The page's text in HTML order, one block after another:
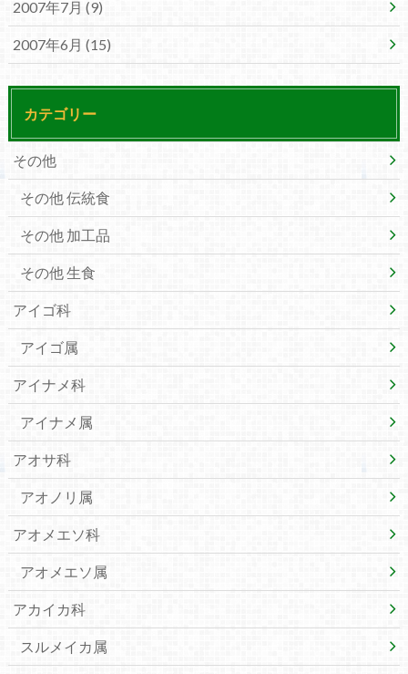
2007年7月 (9)
2007年6月 (15)
カテゴリー
その他
その他 伝統食
その他 加工品
その他 生食
アイゴ科
アイゴ属
アイナメ科
アイナメ属
アオサ科
アオノリ属
アオメエソ科
アオメエソ属
アカイカ科
スルメイカ属